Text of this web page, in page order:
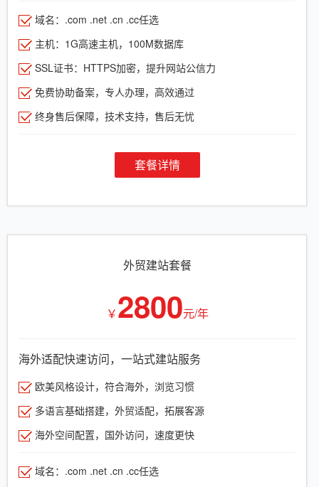
域名：.com .net .cn .cc任选
主机：1G高速主机，100M数据库
SSL证书：HTTPS加密，提升网站公信力
免费协助备案，专人办理，高效通过
终身售后保障，技术支持，售后无忧
套餐详情
外贸建站套餐
￥2800元/年
海外适配快速访问，一站式建站服务
欧美风格设计，符合海外，浏览习惯
多语言基础搭建，外贸适配，拓展客源
海外空间配置，国外访问，速度更快
域名：.com .net .cn .cc任选